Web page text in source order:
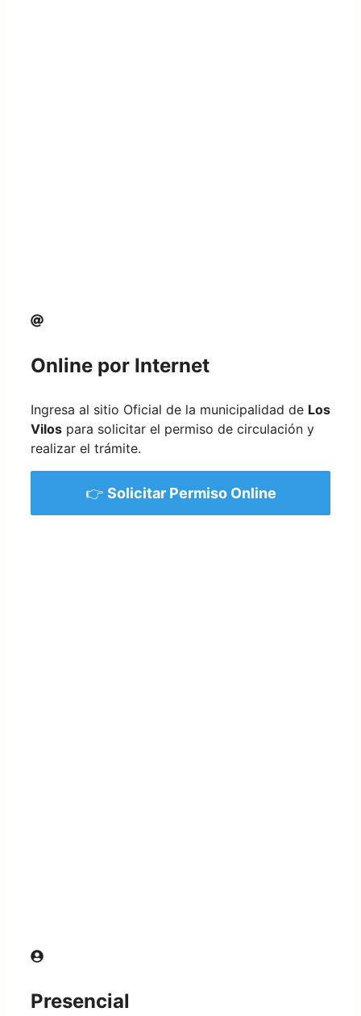
Online por Internet
Ingresa al sitio Oficial de la municipalidad de Los
Vilos para solicitar el permiso de circulación y
realizar el trámite.
👉 Solicitar Permiso Online
Presencial